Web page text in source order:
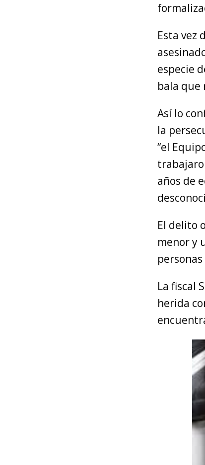
Esta vez
especie
bala que
Así lo
la
“el
años de
El delito
menor y
La fiscal
herida